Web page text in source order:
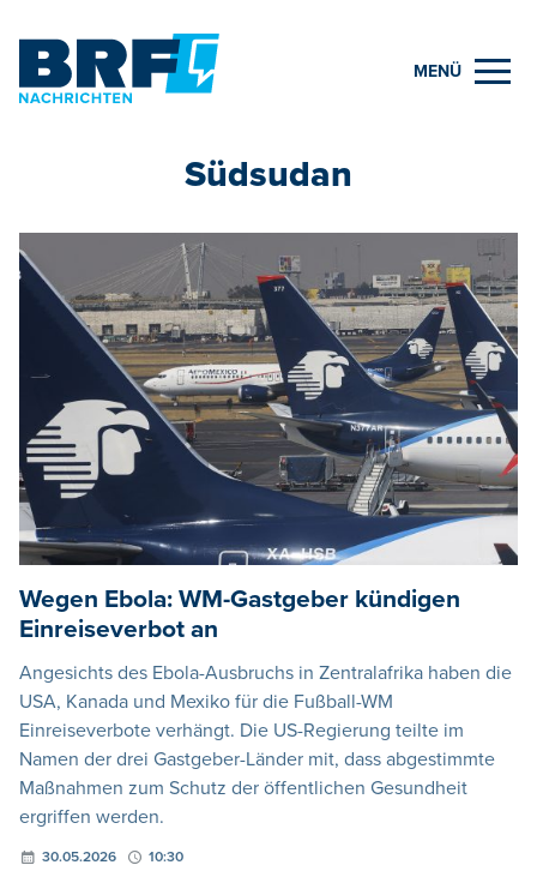
MENÜ
Südsudan
Wegen Ebola: WM-Gastgeber kündigen
Einreiseverbot an
Angesichts des Ebola-Ausbruchs in Zentralafrika haben die
USA, Kanada und Mexiko für die Fußball-WM
Einreiseverbote verhängt. Die US-Regierung teilte im
Namen der drei Gastgeber-Länder mit, dass abgestimmte
Maßnahmen zum Schutz der öffentlichen Gesundheit
ergriffen werden.
30.05.2026 10:30